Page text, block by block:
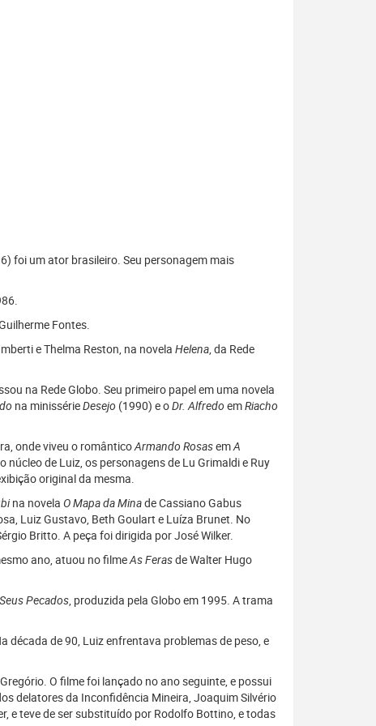
foi um ator brasileiro. Seu personagem mais
Fontes.
e Thelma Reston, na novela Helena, da Rede
na Rede Globo. Seu primeiro papel em uma novela
na minissérieDesejo (1990) e oDr. AlfredoemRiacho
onde viveu o românticoArmando RosasemA
de Luiz, os personagens de Lu Grimaldi e Ruy
original da mesma.
na novela O Mapa da Minade Cassiano Gabus
Luiz Gustavo, Beth Goulart e Luíza Brunet. No
Britto. A peça foi dirigida por José Wilker.
ano, atuou no filmeAs Ferasde Walter Hugo
Pecados, produzida pela Globo em 1995. A trama
década de 90, Luiz enfrentava problemas de peso, e
O filme foi lançado no ano seguinte, e possui
delatores da Inconfidência Mineira, Joaquim Silvério
e teve de ser substituído por Rodolfo Bottino, e todas